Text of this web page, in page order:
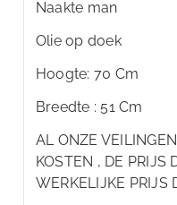
Naakte man
Olie op doek
Hoogte: 70 Cm
Breedte : 51 Cm
AL ONZE
KOSTEN , DE PRIJS
WERKELIJKE PRIJS